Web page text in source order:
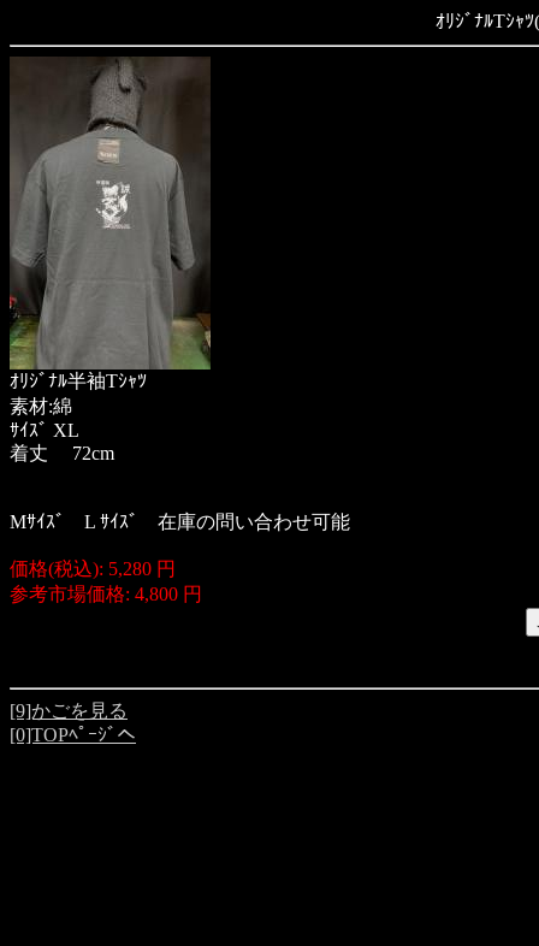
ｵﾘｼﾞﾅﾙTｼｬ
ｵﾘｼﾞﾅﾙ半袖Tｼｬﾂ
素材:綿
ｻｲｽﾞ XL
着丈 72cm
Mｻｲｽﾞ L ｻｲｽﾞ 在庫の問い合わせ可能
価格(税込): 5,280 円
参考市場価格: 4,800 円
[9]かごを見る
[0]TOPﾍﾟｰｼﾞへ